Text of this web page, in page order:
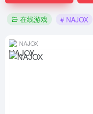
在线游戏 # NAJOX
NAJOX